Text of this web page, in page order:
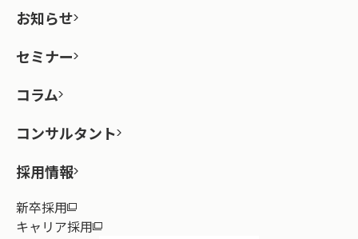
お知らせ
セミナー
コラム
コンサルタント
採用情報
新卒採用
キャリア採用